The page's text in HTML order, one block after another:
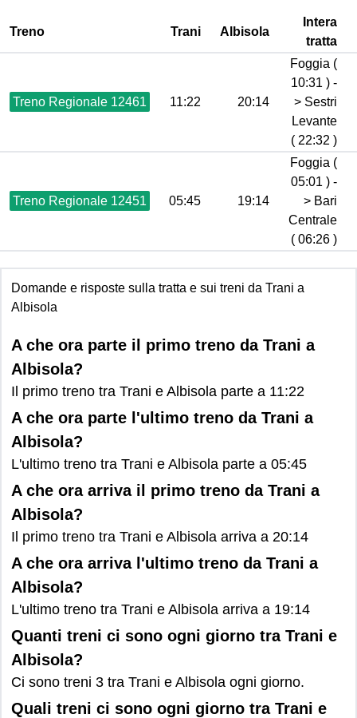
Treno Trani Albisola
Intera
tratta
Treno Regionale 12461 11:22 20:14
Foggia (
10:31 ) -
> Sestri
Levante
( 22:32 )
Treno Regionale 12451 05:45 19:14
Foggia (
05:01 ) -
> Bari
Centrale
( 06:26 )
Domande e risposte sulla tratta e sui treni da Trani a
Albisola
A che ora parte il primo treno da Trani a
Albisola?
Il primo treno tra Trani e Albisola parte a 11:22
A che ora parte l'ultimo treno da Trani a
Albisola?
L'ultimo treno tra Trani e Albisola parte a 05:45
A che ora arriva il primo treno da Trani a
Albisola?
Il primo treno tra Trani e Albisola arriva a 20:14
A che ora arriva l'ultimo treno da Trani a
Albisola?
L'ultimo treno tra Trani e Albisola arriva a 19:14
Quanti treni ci sono ogni giorno tra Trani e
Albisola?
Ci sono treni 3 tra Trani e Albisola ogni giorno.
Quali treni ci sono ogni giorno tra Trani e